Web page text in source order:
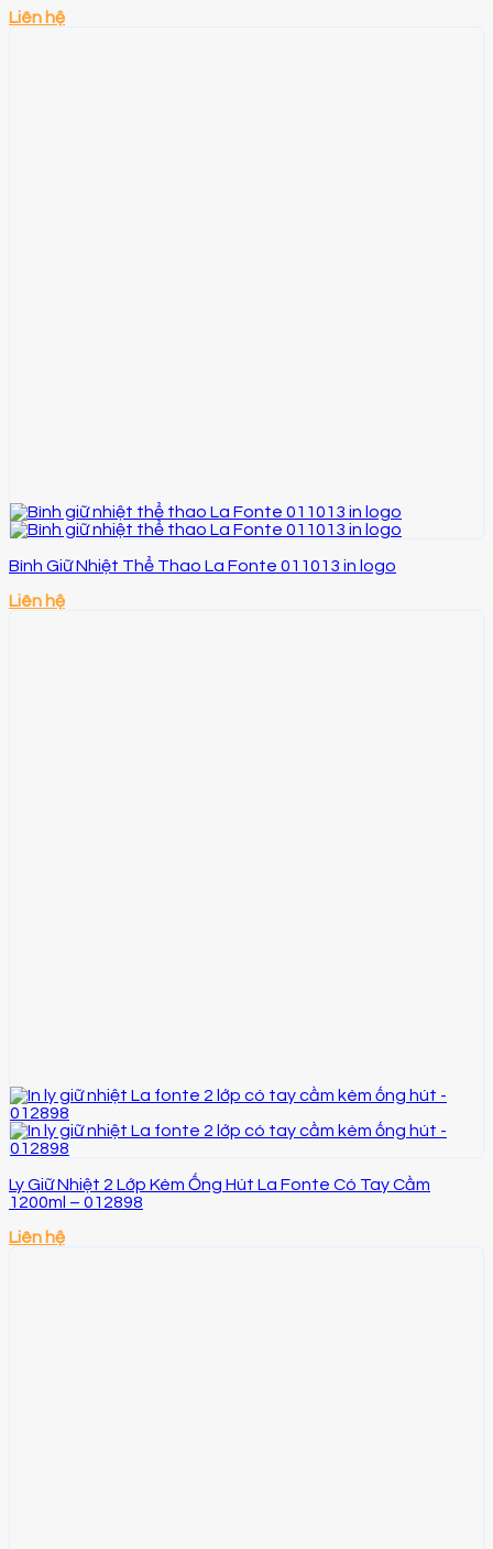
Liên hệ
Bình Giữ Nhiệt Thể Thao La Fonte 011013 in logo
Liên hệ
Ly Giữ Nhiệt 2 Lớp Kèm Ống Hút La Fonte Có Tay Cầm
1200ml – 012898
Liên hệ